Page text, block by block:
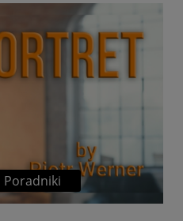
Poradniki